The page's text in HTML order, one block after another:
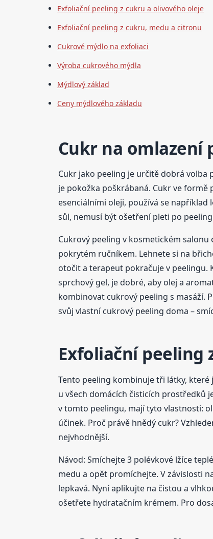
Exfoliační peeling z cukru a olivového oleje
Exfoliační peeling z cukru, medu a citronu
Cukrové mýdlo na exfoliaci
Výroba cukrového mýdla
Mýdlový základ
Ceny mýdlového základu
Cukr na omlazení
Cukr jako peeling je určitě dobrá volba
je pokožka poškrábaná. Cukr ve
esenciálními oleji, používá se
sůl, nemusí být ošetření pleti po
Cukrový peeling v kosmetickém
pokrytém ručníkem. Lehnete si na
otočit a terapeut pokračuje v peelingu.
sprchový gel, je dobré, aby olej a
kombinovat cukrový peeling s masáží.
svůj vlastní cukrový peeling doma –
Exfoliační peeling
Tento peeling kombinuje tři látky,
u všech domácích čisticích prostředků
v tomto peelingu, mají tyto vlastnosti:
účinek. Proč právě hnědý cukr?
nejvhodnější.
Návod: Smíchejte 3 polévkové lžíce
medu a opět promíchejte. V závislosti
lepkavá. Nyní aplikujte na čistou a
ošetřete hydratačním krémem. Pro